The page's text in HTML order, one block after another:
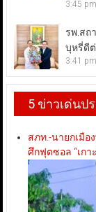
3:45 pm
รพ.สถ
บุหรี่ดี
3:41 pm
5 ข่าวเด่นป
สภท.-นายกเมือ
ศึกฟุตซอล “เกา